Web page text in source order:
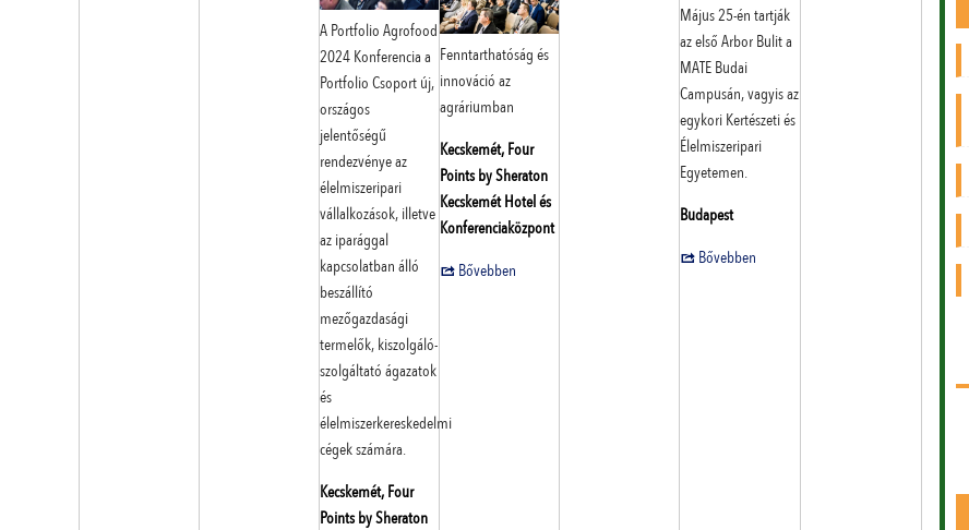
A Portfolio Agrofood
2024 Konferencia a
Portfolio Csoport új,
országos
jelentőségű
rendezvénye az
élelmiszeripari
vállalkozások, illetve
az iparággal
kapcsolatban álló
beszállító
mezőgazdasági
termelők, kiszolgáló-
szolgáltató ágazatok
és
élelmiszerkereskedelmi
cégek számára.
Kecskemét, Four
Points by Sheraton
Fenntarthatóság és
innováció az
agráriumban
Kecskemét, Four
Points by Sheraton
Kecskemét Hotel és
Konferenciaközpont
Bővebben
Május 25-én tartják
az első Arbor Bulit a
MATE Budai
Campusán, vagyis az
egykori Kertészeti és
Élelmiszeripari
Egyetemen.
Budapest
Bővebben